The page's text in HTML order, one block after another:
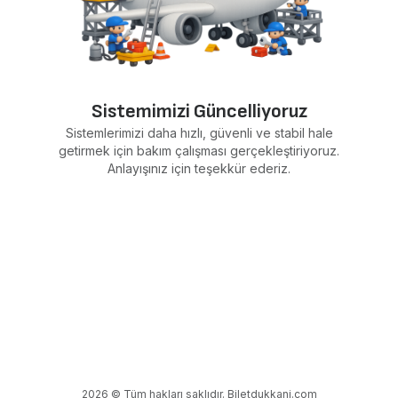
Sistemimizi Güncelliyoruz
Sistemlerimizi daha hızlı, güvenli ve stabil hale
getirmek için bakım çalışması gerçekleştiriyoruz.
Anlayışınız için teşekkür ederiz.
2026 © Tüm hakları saklıdır. Biletdukkani.com